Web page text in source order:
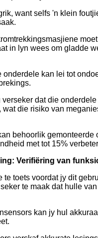
want selfs 'n klein
in lyn wees om gladde
onderdele kan lei tot
dat die
wat die risiko van
behoorlik gemonteerde
met tot 15%
Verifiëring van
te toets voordat jy dit
te maak dat hulle
kan jy hul